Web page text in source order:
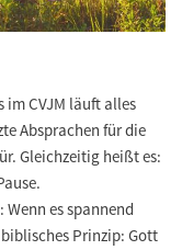
im CVJM läuft alles
Absprachen für die
Gleichzeitig heißt es:
es spannend
Prinzip: Gott